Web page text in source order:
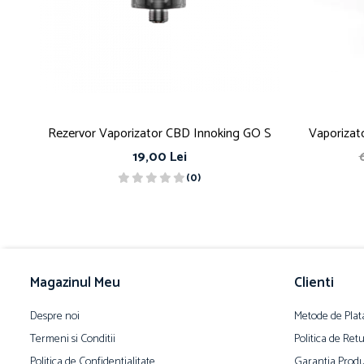
Rezervor Vaporizator CBD Innoking GO S
19,00 Lei
(0)
Magazinul Meu
Despre noi
Termeni si Conditii
Clienti
Metode de
Politica de